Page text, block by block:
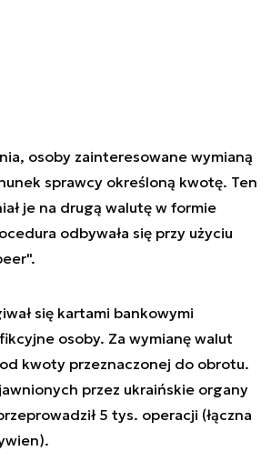
osoby zainteresowane wymianą
sprawcy określoną kwotę. Ten
je na drugą walutę w formie
odbywała się przy użyciu
się kartami bankowymi
osoby. Za wymianę walut
kwoty przeznaczonej do obrotu.
przez ukraińskie organy
5 tys. operacji (łączna